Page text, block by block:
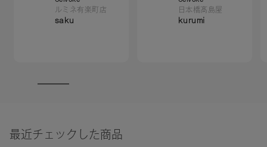
ルミネ有楽町店
saku
日本橋髙島屋
kurumi
最近チェックした商品